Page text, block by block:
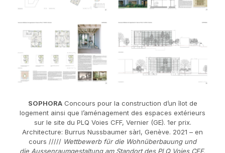
SOPHORAConcours pour la construction d’un îlot de
logement ainsi que l’aménagement des espaces extérieurs
sur le site du PLQ Voies CFF, Vernier (GE). 1er prix.
Architecture: Burrus Nussbaumer sàrl, Genève. 2021 – en
cours ///// Wettbewerb für die Wohnüberbauung und
die Aussenraumgestaltung am Standort des PLQ Voies CFF,